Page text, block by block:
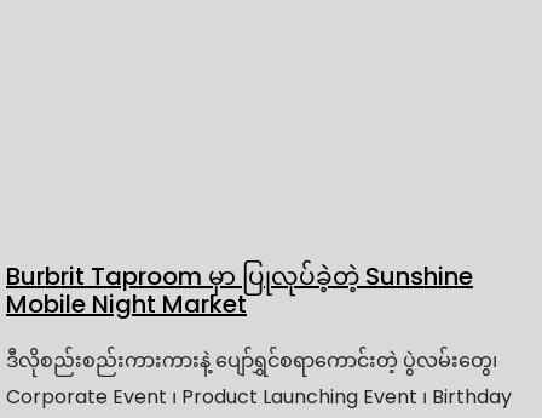
Burbrit Taproom မှာ ပြုလုပ်ခဲ့တဲ့ Sunshine
Mobile Night Market
ဒီလိုစည်းစည်းကားကားနဲ့ ပျော်ရွှင်စရာကောင်းတဲ့ ပွဲလမ်းတွေ၊
Corporate Event ၊ Product Launching Event ၊ Birthday